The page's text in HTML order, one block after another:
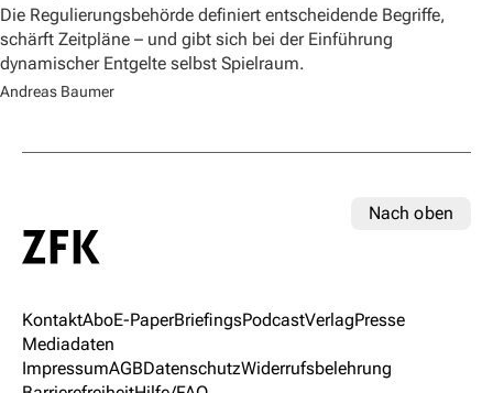
Die Regulierungsbehörde definiert entscheidende Begriffe,
schärft Zeitpläne – und gibt sich bei der Einführung
dynamischer Entgelte selbst Spielraum.
Andreas Baumer
Nach oben
KontaktAboE-PaperBriefingsPodcastVerlagPresse
Mediadaten
ImpressumAGBDatenschutzWiderrufsbelehrung